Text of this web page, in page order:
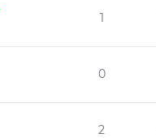
1
0
2